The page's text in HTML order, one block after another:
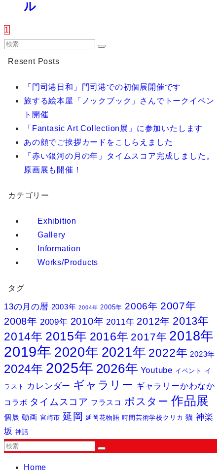
ル
1
Resent Posts
「門司港日和」門司港での初個展開催です
旅する絵本屋「ノックブック」さんでトークイベン
ト開催
「Fantasic Art Collection展」に参加いたします
あの顔でご挨拶カードをこしらえました
「赤い銀河の月の年」タイムスコア完成しました。
原画展も開催！
カテゴリー
Exhibition
Gallery
Information
Works/Products
タグ
13の月の暦 2003年 2004年 2005年 2006年 2007年
2008年 2009年 2010年 2011年 2012年 2013年
2014年 2015年 2016年 2017年 2018年
2019年 2020年 2021年 2022年 2023年
2024年 2025年 2026年 Youtube イベント イ
ラスト カレンダー ギャラリー ギャラリーかわなか
コラボ タイムスコア フラスコ ポスター 作品展
個展 動画 宮崎市 延岡 延岡花物語 時間芸術学校クリカ 猫 神楽
坂 神話
Home